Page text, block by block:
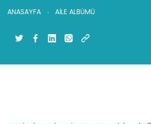
ANASAYFA AİLE ALBÜMÜ